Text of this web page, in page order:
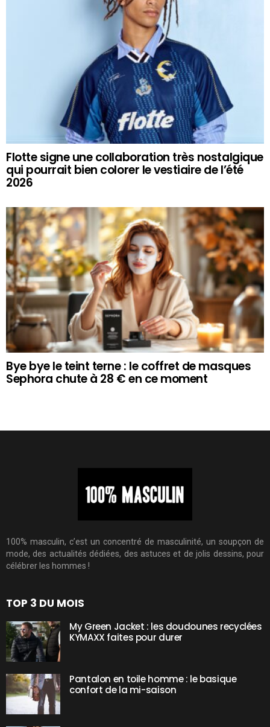
Flotte signe une collaboration très nostalgique
qui pourrait bien colorer le vestiaire de l’été
2026
Bye bye le teint terne : le coffret de masques
Sephora chute à 28 € en ce moment
100% masculin, c’est un concentré de masculinité, un soupçon de
mode, des actualités dédiées, des astuces et de jolis dessins, pour
célébrer les hommes !
TOP 3 DU MOIS
My Green Jacket : les doudounes recyclées
KYMAXX faites pour durer
Pantalon en toile homme : le basique
confort de la mi-saison